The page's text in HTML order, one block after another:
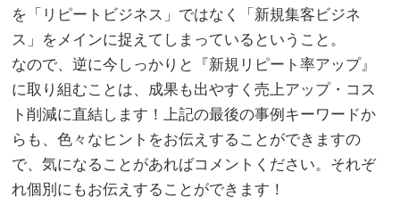
を「リピートビジネス」ではなく「新規集客ビジネ
ス」をメインに捉えてしまっているということ。
なので、逆に今しっかりと『新規リピート率アップ』
に取り組むことは、成果も出やすく売上アップ・コス
ト削減に直結します！上記の最後の事例キーワードか
らも、色々なヒントをお伝えすることができますの
で、気になることがあればコメントください。それぞ
れ個別にもお伝えすることができます！